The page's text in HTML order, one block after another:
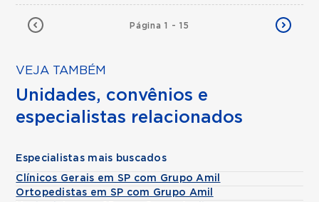
Página 1 - 15
VEJA TAMBÉM
Unidades, convênios e
especialistas relacionados
Especialistas mais buscados
Clínicos Gerais em SP com Grupo Amil
Ortopedistas em SP com Grupo Amil